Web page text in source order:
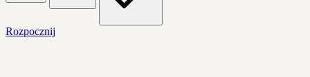
Rozpocznij